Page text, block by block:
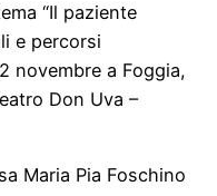
“Il paziente
e percorsi
novembre a Foggia,
Don Uva –
Maria Pia Foschino